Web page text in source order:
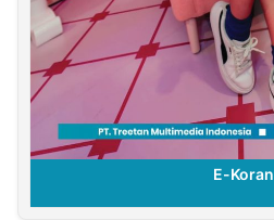
E-Koran